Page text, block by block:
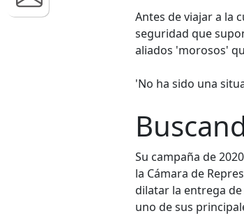
Antes de viajar a la
seguridad que
aliados 'morosos'
'No ha sido una
Su campaña de
la Cámara de
dilatar la entrega
uno de sus